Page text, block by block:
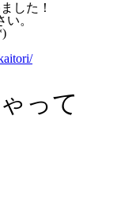
した！
。
って